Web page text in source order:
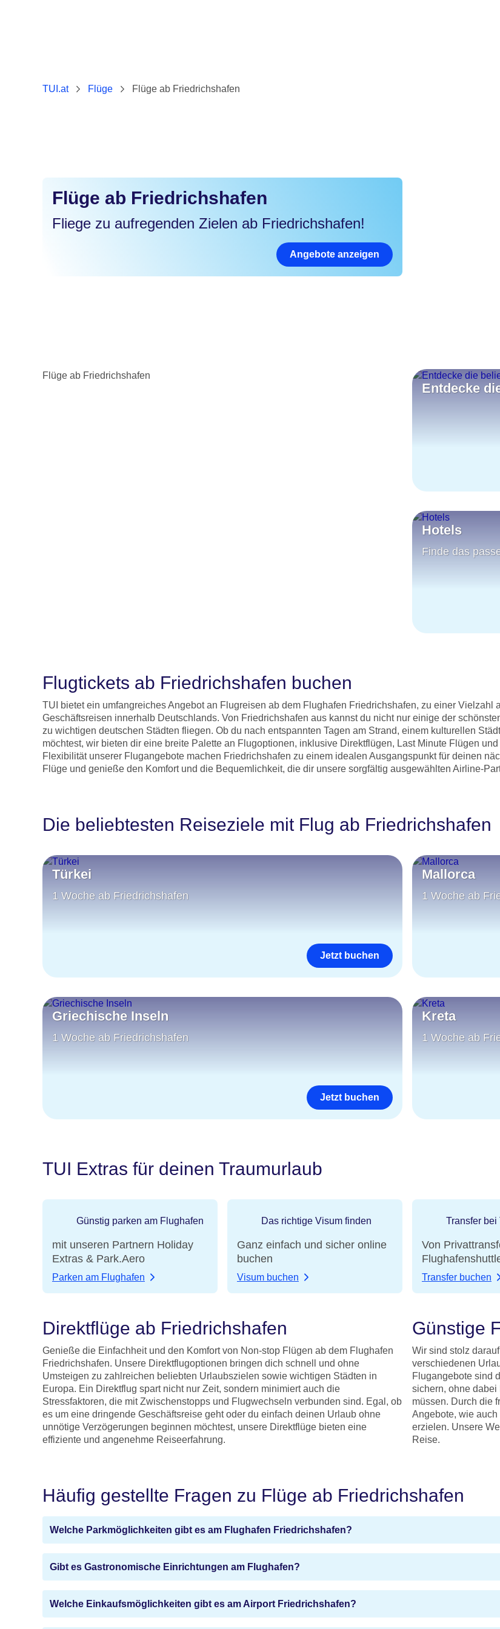
TUI.at Flüge Flüge ab Friedrichshafen
Flüge ab Friedrichshafen
Fliege zu aufregenden Zielen ab Friedrichshafen!
Angebote anzeigen
Flüge ab Friedrichshafen
Entdecke
Hotels
Finde das
Flugtickets ab Friedrichshafen buchen
TUI bietet ein umfangreiches Angebot an Flugreisen ab dem Flughafen Friedrichshafen, zu einer
Geschäftsreisen innerhalb Deutschlands. Von Friedrichshafen aus kannst du nicht nur einige der
zu wichtigen deutschen Städten fliegen. Ob du nach entspannten Tagen am Strand, einem kulturellen
möchtest, wir bieten dir eine breite Palette an Flugoptionen, inklusive Direktflügen, Last Minute Flügen
Flexibilität unserer Flugangebote machen Friedrichshafen zu einem idealen Ausgangspunkt für deinen
Flüge und genieße den Komfort und die Bequemlichkeit, die dir unsere sorgfältig ausgewählten Airline-
Die beliebtesten Reiseziele mit Flug ab Friedrichshafen
Türkei
1 Woche ab Friedrichshafen
Jetzt buchen
Griechische Inseln
1 Woche ab Friedrichshafen
Jetzt buchen
Mallorca
1 Woche ab
Kreta
1 Woche ab
TUI Extras für deinen Traumurlaub
Günstig parken am Flughafen
mit unseren Partnern Holiday
Extras & Park.Aero
Parken am Flughafen
Das richtige Visum finden
Ganz einfach und sicher online
buchen
Visum buchen
Transfer bei
Von
Transfer buchen
Direktflüge ab Friedrichshafen
Genieße die Einfachheit und den Komfort von Non-stop Flügen ab dem Flughafen
Friedrichshafen. Unsere Direktflugoptionen bringen dich schnell und ohne
Umsteigen zu zahlreichen beliebten Urlaubszielen sowie wichtigen Städten in
Europa. Ein Direktflug spart nicht nur Zeit, sondern minimiert auch die
Stressfaktoren, die mit Zwischenstopps und Flugwechseln verbunden sind. Egal, ob
es um eine dringende Geschäftsreise geht oder du einfach deinen Urlaub ohne
unnötige Verzögerungen beginnen möchtest, unsere Direktflüge bieten eine
effiziente und angenehme Reiseerfahrung.
Günstige
Wir sind stolz
verschiedenen
Flugangebote sind
sichern, ohne dabei
müssen. Durch die
Angebote, wie
erzielen. Unsere
Reise.
Häufig gestellte Fragen zu Flüge ab Friedrichshafen
Welche Parkmöglichkeiten gibt es am Flughafen Friedrichshafen?
Gibt es Gastronomische Einrichtungen am Flughafen?
Welche Einkaufsmöglichkeiten gibt es am Airport Friedrichshafen?